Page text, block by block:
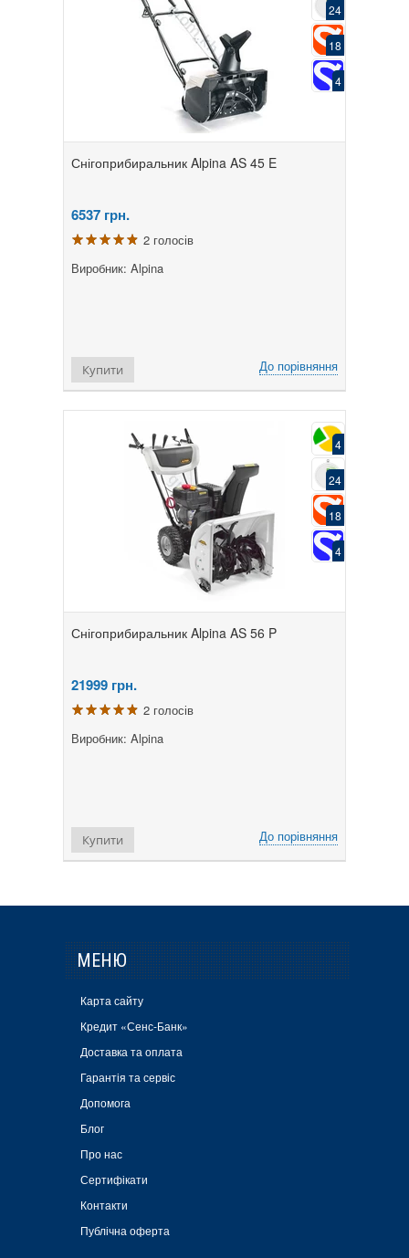
24
18
4
Снігоприбиральник Alpina AS 45 E
6537 грн.
2 голосів
Виробник: Alpina
До порівняння
Купити
4
24
18
4
Снігоприбиральник Alpina AS 56 P
21999 грн.
2 голосів
Виробник: Alpina
До порівняння
Купити
МЕНЮ
Карта сайту
Кредит «Сенс-Банк»
Доставка та оплата
Гарантія та сервіс
Допомога
Блог
Про нас
Сертифікати
Контакти
Публічна оферта